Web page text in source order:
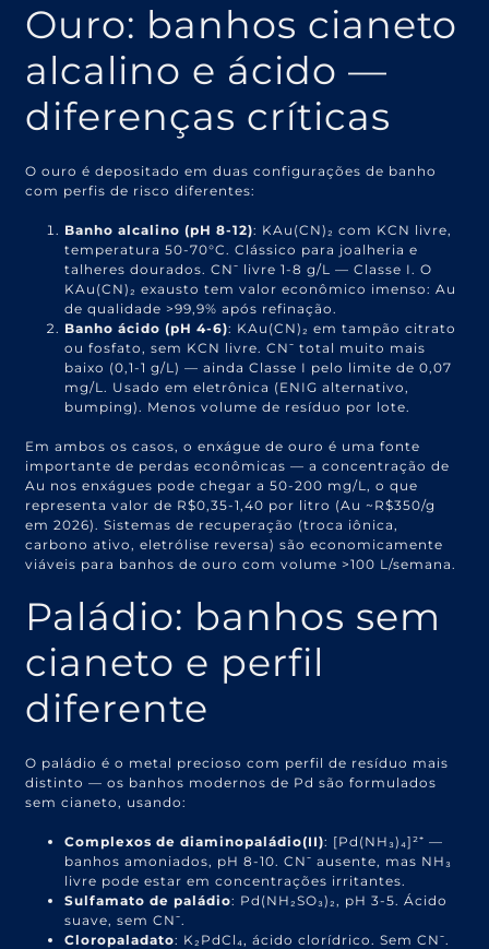
Ouro: banhos cianeto
alcalino e ácido —
diferenças críticas
O ouro é depositado em duas configurações de banho
com perfis de risco diferentes:
Banho alcalino (pH 8-12): KAu(CN)₂ com KCN livre,
temperatura 50-70°C. Clássico para joalheria e
talheres dourados. CN⁻ livre 1-8 g/L — Classe I. O
KAu(CN)₂ exausto tem valor econômico imenso: Au
de qualidade >99,9% após refinação.
Banho ácido (pH 4-6): KAu(CN)₂ em tampão citrato
ou fosfato, sem KCN livre. CN⁻ total muito mais
baixo (0,1-1 g/L) — ainda Classe I pelo limite de 0,07
mg/L. Usado em eletrônica (ENIG alternativo,
bumping). Menos volume de resíduo por lote.
Em ambos os casos, o enxágue de ouro é uma fonte
importante de perdas econômicas — a concentração de
Au nos enxágues pode chegar a 50-200 mg/L, o que
representa valor de R$0,35-1,40 por litro (Au ~R$350/g
em 2026). Sistemas de recuperação (troca iônica,
carbono ativo, eletrólise reversa) são economicamente
viáveis para banhos de ouro com volume >100 L/semana.
Paládio: banhos sem
cianeto e perfil
diferente
O paládio é o metal precioso com perfil de resíduo mais
distinto — os banhos modernos de Pd são formulados
sem cianeto, usando:
Complexos de diaminopaládio(II): [Pd(NH₃)₄]²⁺ —
banhos amoniados, pH 8-10. CN⁻ ausente, mas NH₃
livre pode estar em concentrações irritantes.
Sulfamato de paládio: Pd(NH₂SO₃)₂, pH 3-5. Ácido
suave, sem CN⁻.
Cloropaladato: K₂PdCl₄, ácido clorídrico. Sem CN⁻.